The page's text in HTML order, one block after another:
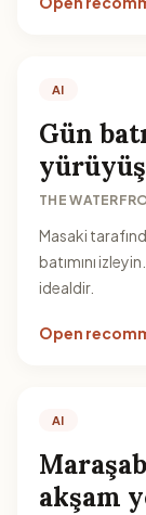
AI
Gün
THE
Masaki
batımını
idealdir.
Open
AI
akşam